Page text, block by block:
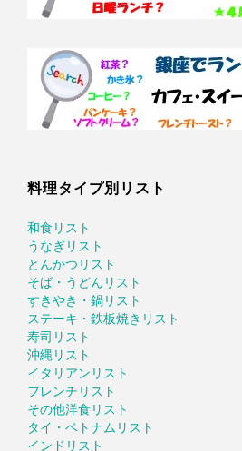
料理タイプ別リスト
和食リスト
うなぎリスト
とんかつリスト
そば・うどんリスト
すきやき・鍋リスト
ステーキ・鉄板焼きリスト
寿司リスト
沖縄リスト
イタリアンリスト
フレンチリスト
その他洋食リスト
タイ・ベトナムリスト
インドリスト